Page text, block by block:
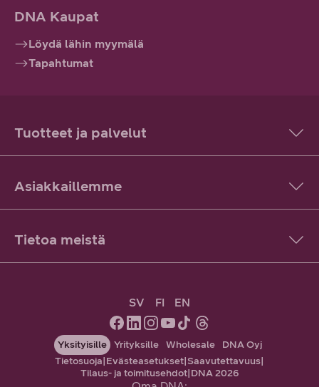
DNA Kaupat
Löydä lähin myymälä
Tapahtumat
Tuotteet ja palvelut
Asiakkaillemme
Tietoa meistä
SV FI EN
Yksityisille Yrityksille Wholesale
DNA Oyj
Tietosuoja|Evästeasetukset|Saavutettavuus|
Tilaus- ja toimitusehdot|DNA 2026